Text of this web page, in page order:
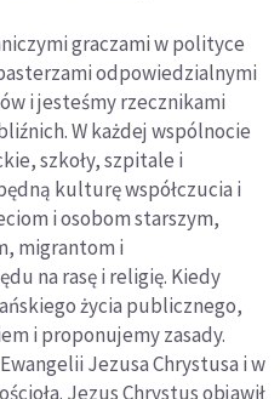
graczami w polityce
odpowiedzialnymi
i jesteśmy rzecznikami
W każdej wspólnocie
szkoły, szpitale i
kulturę współczucia i
i osobom starszym,
migrantom i
na rasę i religię. Kiedy
życia publicznego,
i proponujemy zasady.
Jezusa Chrystusa i w
Jezus Chrystus objawił